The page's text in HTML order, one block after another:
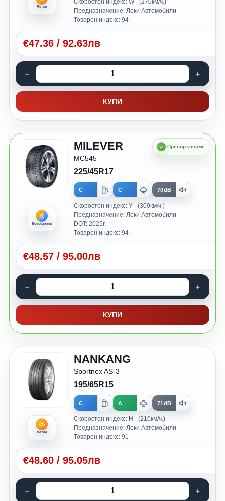
Летни
Скоростен индекс: W - (270км/ч.)
Предназначение: Леки Автомобили
Товарен индекс: 94
€47.36 / 92.63лв
КУПИ
Всесезонни
MILEVER
MC545
225/45R17
C C 70dB
Скоростен индекс: Y - (300км/ч.)
Предназначение: Леки Автомобили
DOT: 2025г.
Товарен индекс: 94
€48.57 / 95.00лв
КУПИ
Летни
NANKANG
Sportnex AS-3
195/65R15
C A 71dB
Скоростен индекс: H - (210км/ч.)
Предназначение: Леки Автомобили
Товарен индекс: 91
€48.60 / 95.05лв